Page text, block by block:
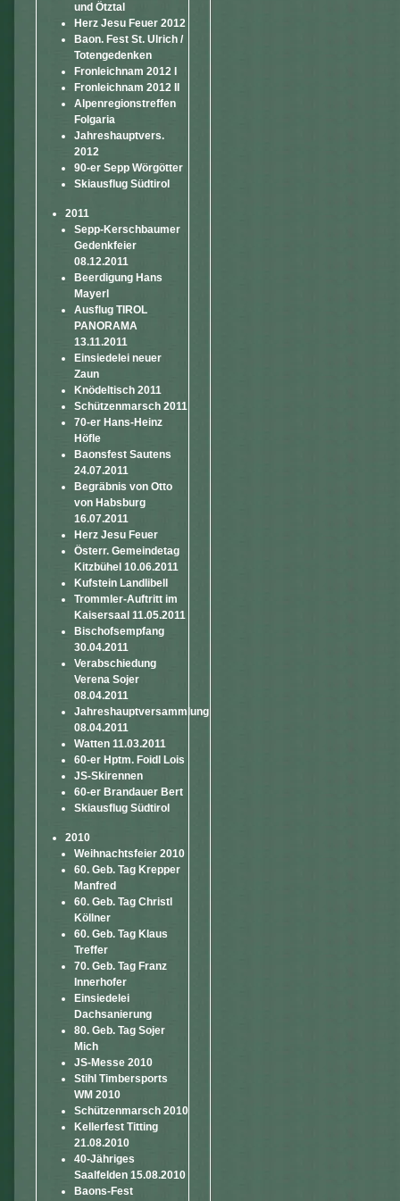
und Ötztal
Herz Jesu Feuer 2012
Baon. Fest St. Ulrich /
Totengedenken
Fronleichnam 2012 I
Fronleichnam 2012 II
Alpenregionstreffen
Folgaria
Jahreshauptvers.
2012
90-er Sepp Wörgötter
Skiausflug Südtirol
2011
Sepp-Kerschbaumer
Gedenkfeier
08.12.2011
Beerdigung Hans
Mayerl
Ausflug TIROL
PANORAMA
13.11.2011
Einsiedelei neuer
Zaun
Knödeltisch 2011
Schützenmarsch 2011
70-er Hans-Heinz
Höfle
Baonsfest Sautens
24.07.2011
Begräbnis von Otto
von Habsburg
16.07.2011
Herz Jesu Feuer
Österr. Gemeindetag
Kitzbühel 10.06.2011
Kufstein Landlibell
Trommler-Auftritt im
Kaisersaal 11.05.2011
Bischofsempfang
30.04.2011
Verabschiedung
Verena Sojer
08.04.2011
Jahreshauptversammlung
08.04.2011
Watten 11.03.2011
60-er Hptm. Foidl Lois
JS-Skirennen
60-er Brandauer Bert
Skiausflug Südtirol
2010
Weihnachtsfeier 2010
60. Geb. Tag Krepper
Manfred
60. Geb. Tag Christl
Köllner
60. Geb. Tag Klaus
Treffer
70. Geb. Tag Franz
Innerhofer
Einsiedelei
Dachsanierung
80. Geb. Tag Sojer
Mich
JS-Messe 2010
Stihl Timbersports
WM 2010
Schützenmarsch 2010
Kellerfest Titting
21.08.2010
40-Jähriges
Saalfelden 15.08.2010
Baons-Fest